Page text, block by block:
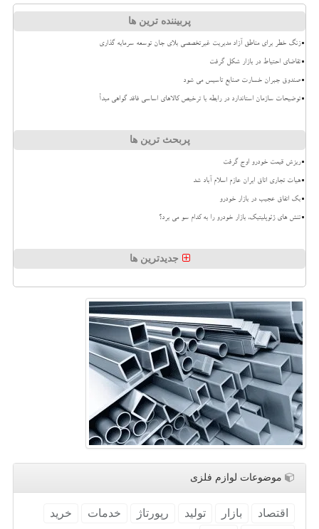
پربیننده ترین ها
زنگ خطر برای مناطق آزاد مدیریت غیرتخصصی بلای جان توسعه سرمایه گذاری
تقاضای احتیاط در بازار شکل گرفت
صندوق جبران خسارت صنایع تاسیس می شود
توضیحات سازمان استاندارد در رابطه با ترخیص کالاهای اساسی فاقد گواهی مبدأ
پربحث ترین ها
ریزش قیمت خودرو اوج گرفت
هیات تجاری اتاق ایران عازم اسلام آباد شد
بک اتفاق عجیب در بازار خودرو
تنش های ژئوپلیتیک، بازار خودرو را به کدام سو می برد؟
جدیدترین ها
موضوعات لوازم فلزی
اقتصاد بازار تولید رپورتاژ خدمات
خرید